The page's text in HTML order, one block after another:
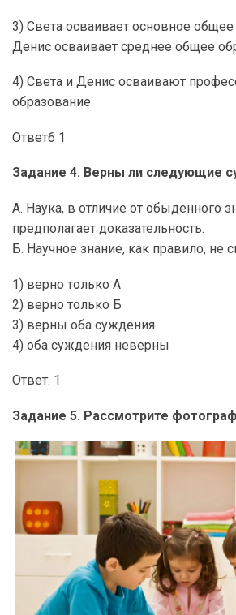
3) Света осваивает основное общее
Денис осваивает среднее общее
4) Света и Денис осваивают
образование.
Ответ6 1
Задание 4. Верны ли следующие
А. Наука, в отличие от обыденного
предполагает доказательность.
Б. Научное знание, как правило, не
1) верно только А
2) верно только Б
3) верны оба суждения
4) оба суждения неверны
Ответ: 1
Задание 5. Рассмотрите